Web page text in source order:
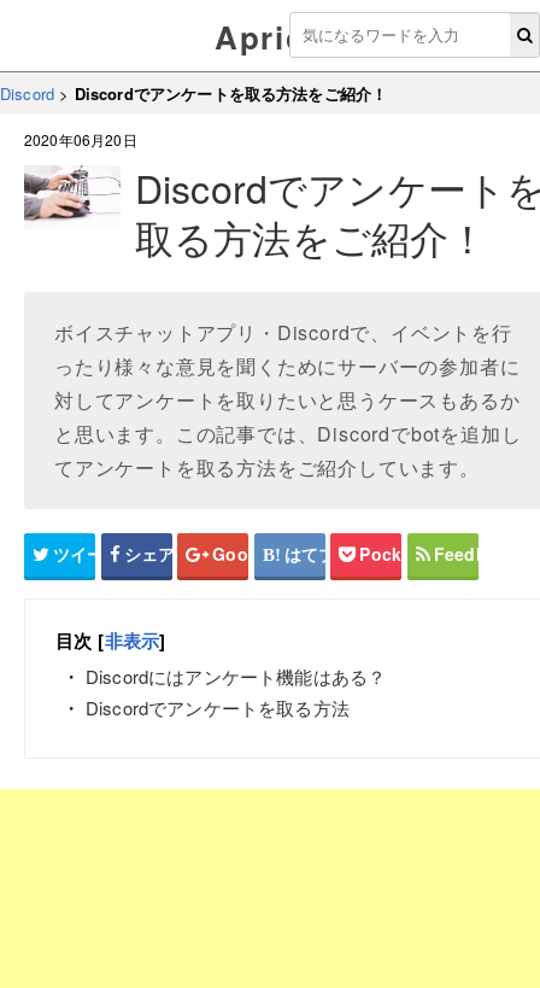
Aprico
Discord > Discordでアンケートを取る方法をご紹介！
2020年06月20日
Discordでアンケート
取る方法をご紹介！
ボイスチャットアプリ・Discordで、イベントを行
ったり様々な意見を聞くためにサーバーの参加者に
対してアンケートを取りたいと思うケースもあるか
と思います。この記事では、Discordでbotを追加し
てアンケートを取る方法をご紹介しています。
ツイート シェア Google+ はてブ Pocket Feedly
目次 [非表示]
Discordにはアンケート機能はある？
Discordでアンケートを取る方法